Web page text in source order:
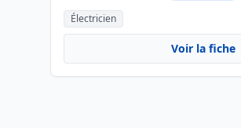
Électricien
Voir la fiche